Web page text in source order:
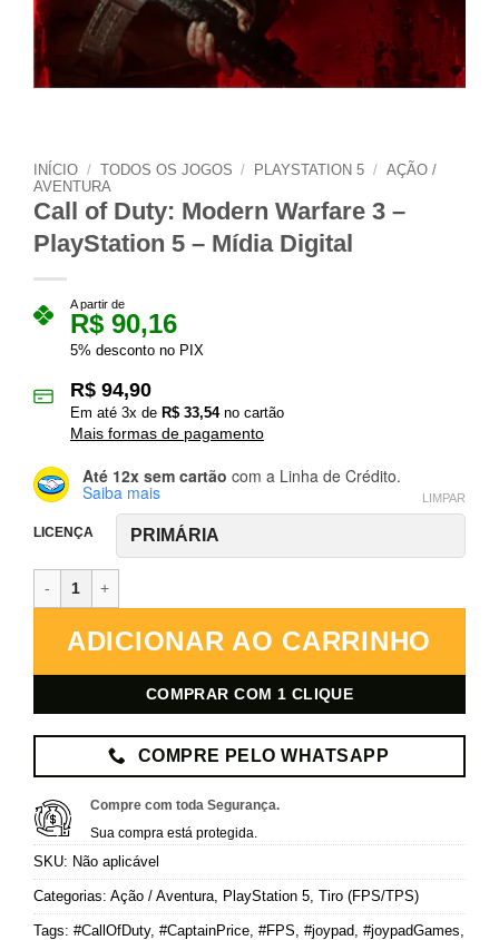
INÍCIO / TODOS OS JOGOS / PLAYSTATION 5 / AÇÃO /
AVENTURA
Call of Duty: Modern Warfare 3 –
PlayStation 5 – Mídia Digital
A partir de
R$ 90,16
5% desconto no PIX
R$ 94,90
Em até 3x de R$ 33,54no cartão
Mais formas de pagamento
Até 12x sem cartão com a Linha de Crédito.
Saiba mais
LICENÇA
LIMPAR
ADICIONAR AO CARRINHO
COMPRAR COM 1 CLIQUE
COMPRE PELO WHATSAPP
Compre com toda Segurança.
Sua compra está protegida.
SKU: Não aplicável
Categorias: Ação / Aventura PlayStation 5 Tiro (FPS/TPS)
Tags: #CallOfDuty, #CaptainPrice #FPS #joypad #joypadGames